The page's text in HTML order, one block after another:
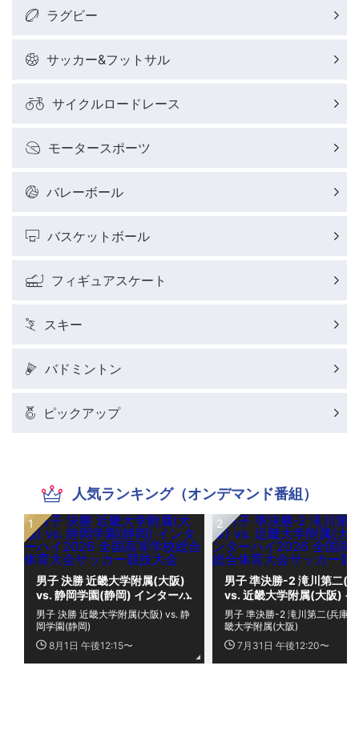
ラグビー
サッカー&フットサル
サイクルロードレース
モータースポーツ
バレーボール
バスケットボール
フィギュアスケート
スキー
バドミントン
ピックアップ
人気ランキング（オンデマンド番組）
男子 決勝 近畿大学附属(大阪)
vs. 静岡学園(静岡) インターハ
イ2026 全国高等学校総合体
育大会サッカー競技大会
8月1日 午後12:15〜
男子 決勝 近畿大学附属(大阪) vs. 静
岡学園(静岡)
男子 準決勝-2 滝川第二(
vs. 近畿大学附属(大阪) イ
ーハイ2026 全国高等学
合体育大会サッカー競技
7月31日 午後12:20〜
男子 準決勝-2 滝川第二(兵庫)
畿大学附属(大阪)